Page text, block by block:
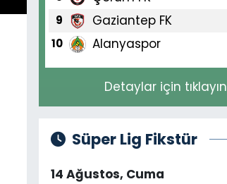
9 Gaziantep FK
10 Alanyaspor
Detaylar için tıklayın
Süper Lig Fikstür
14 Ağustos, Cuma